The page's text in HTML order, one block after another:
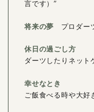
言です）”
将来の夢 プロダー
休日の過ごし方
ダーツしたりネット
幸せなとき
ご飯食べる時や大